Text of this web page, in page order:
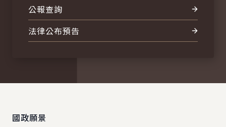
公報查詢
法律公布預告
國政願景